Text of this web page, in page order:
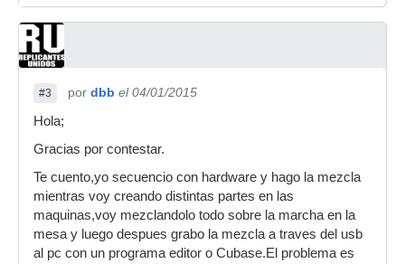
#3 por dbb el 04/01/2015
Hola;
Gracias por contestar.
Te cuento,yo secuencio con hardware y hago la mezcla
mientras voy creando distintas partes en las
maquinas,voy mezclandolo todo sobre la marcha en la
mesa y luego despues grabo la mezcla a traves del usb
al pc con un programa editor o Cubase.El problema es